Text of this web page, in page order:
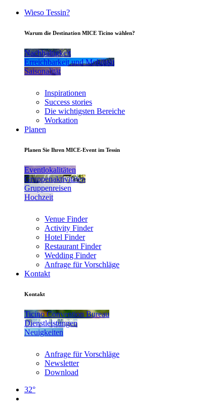
Wieso Tessin?
Warum die Destination MICE Ticino wählen?
Nachhaltigkeit
Erreichbarkeit und Mobilität
Saisonalität
Inspirationen
Success stories
Die wichtigsten Bereiche
Workation
Planen
Planen Sie Ihren MICE-Event im Tessin
Eventlokalitäten
Gruppenaktivitäten
Gruppenreisen
Hochzeit
Venue Finder
Activity Finder
Hotel Finder
Restaurant Finder
Wedding Finder
Anfrage für Vorschläge
Kontakt
Kontakt
Ticino Convention Bureau
Dienstleistungen
Neuigkeiten
Anfrage für Vorschläge
Newsletter
Download
32°